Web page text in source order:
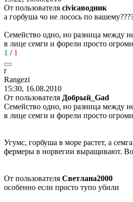
От пользователя civicаводник
а горбуша чо не лосось по
Семейство одно, но разница между
в лице семги и форели просто
1 / 1
r
Rangezi
15:30, 16.08.2010
От пользователя Добрый_Gad
Семейство одно, но разница между
в лице семги и форели просто
Угумс, горбуша в море растет, а
фермеры в норвегии выращивают.
От пользователя Светлaна2000
особенно если просто тупо убили